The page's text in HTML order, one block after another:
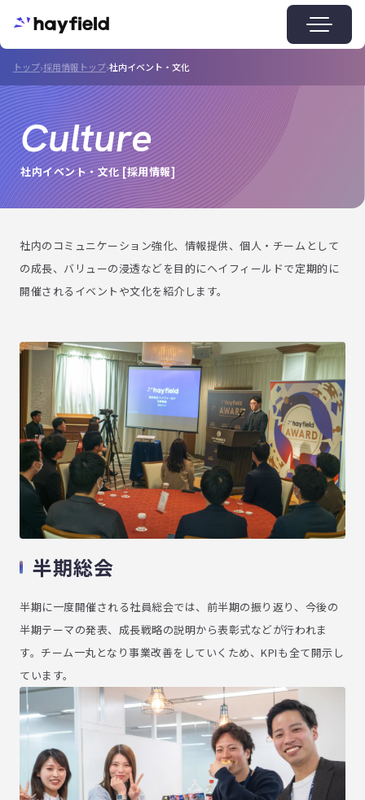
Menu
採用情報トップ
数字で見るヘイフィールド
事業部紹介
Wantedly
プライバシーポリシー
職業安定法に基づく表記
©2019 hayfield
トップ 採用情報トップ 社内イベント・文化
Culture
社内イベント・文化 [採用情報]
社内のコミュニケーション強化、情報提供、個人・チームとして
の成長、バリューの浸透などを目的にヘイフィールドで定期的に
開催されるイベントや文化を紹介します。
半期総会
半期に一度開催される社員総会では、前半期の振り返り、今後の
半期テーマの発表、成長戦略の説明から表彰式などが行われま
す。チーム一丸となり事業改善をしていくため、KPIも全て開示し
ています。